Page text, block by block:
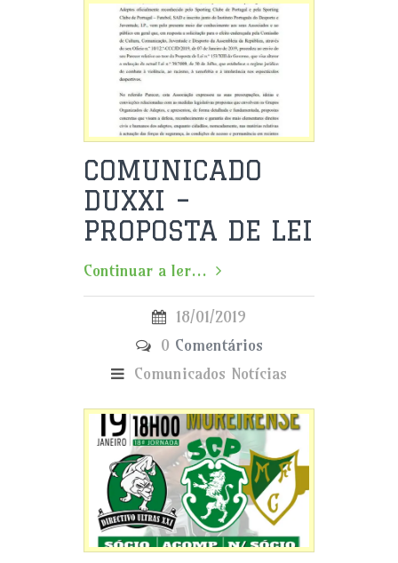
COMUNICADO
DUXXI –
PROPOSTA DE LEI
Continuar a ler...
18/01/2019
0 Comentários
Comunicados Notícias